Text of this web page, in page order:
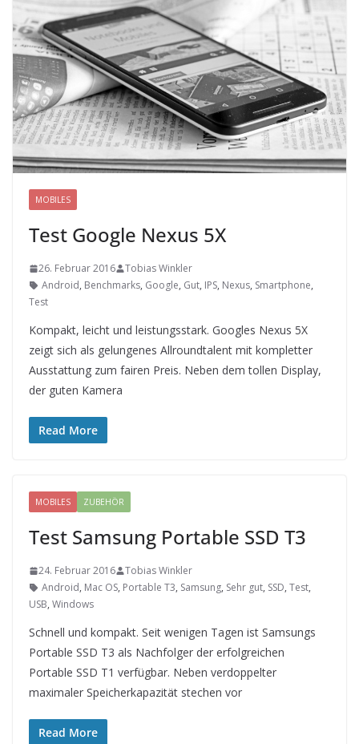
MOBILES
Test Google Nexus 5X
26. Februar 2016
Tobias Winkler
Android, Benchmarks, Google, Gut, IPS, Nexus, Smartphone,
Test
Kompakt, leicht und leistungsstark. Googles Nexus 5X
zeigt sich als gelungenes Allroundtalent mit kompletter
Ausstattung zum fairen Preis. Neben dem tollen Display,
der guten Kamera
Read More
MOBILES ZUBEHÖR
Test Samsung Portable SSD T3
24. Februar 2016
Tobias Winkler
Android, Mac OS, Portable T3, Samsung, Sehr gut, SSD, Test,
USB, Windows
Schnell und kompakt. Seit wenigen Tagen ist Samsungs
Portable SSD T3 als Nachfolger der erfolgreichen
Portable SSD T1 verfügbar. Neben verdoppelter
maximaler Speicherkapazität stechen vor
Read More